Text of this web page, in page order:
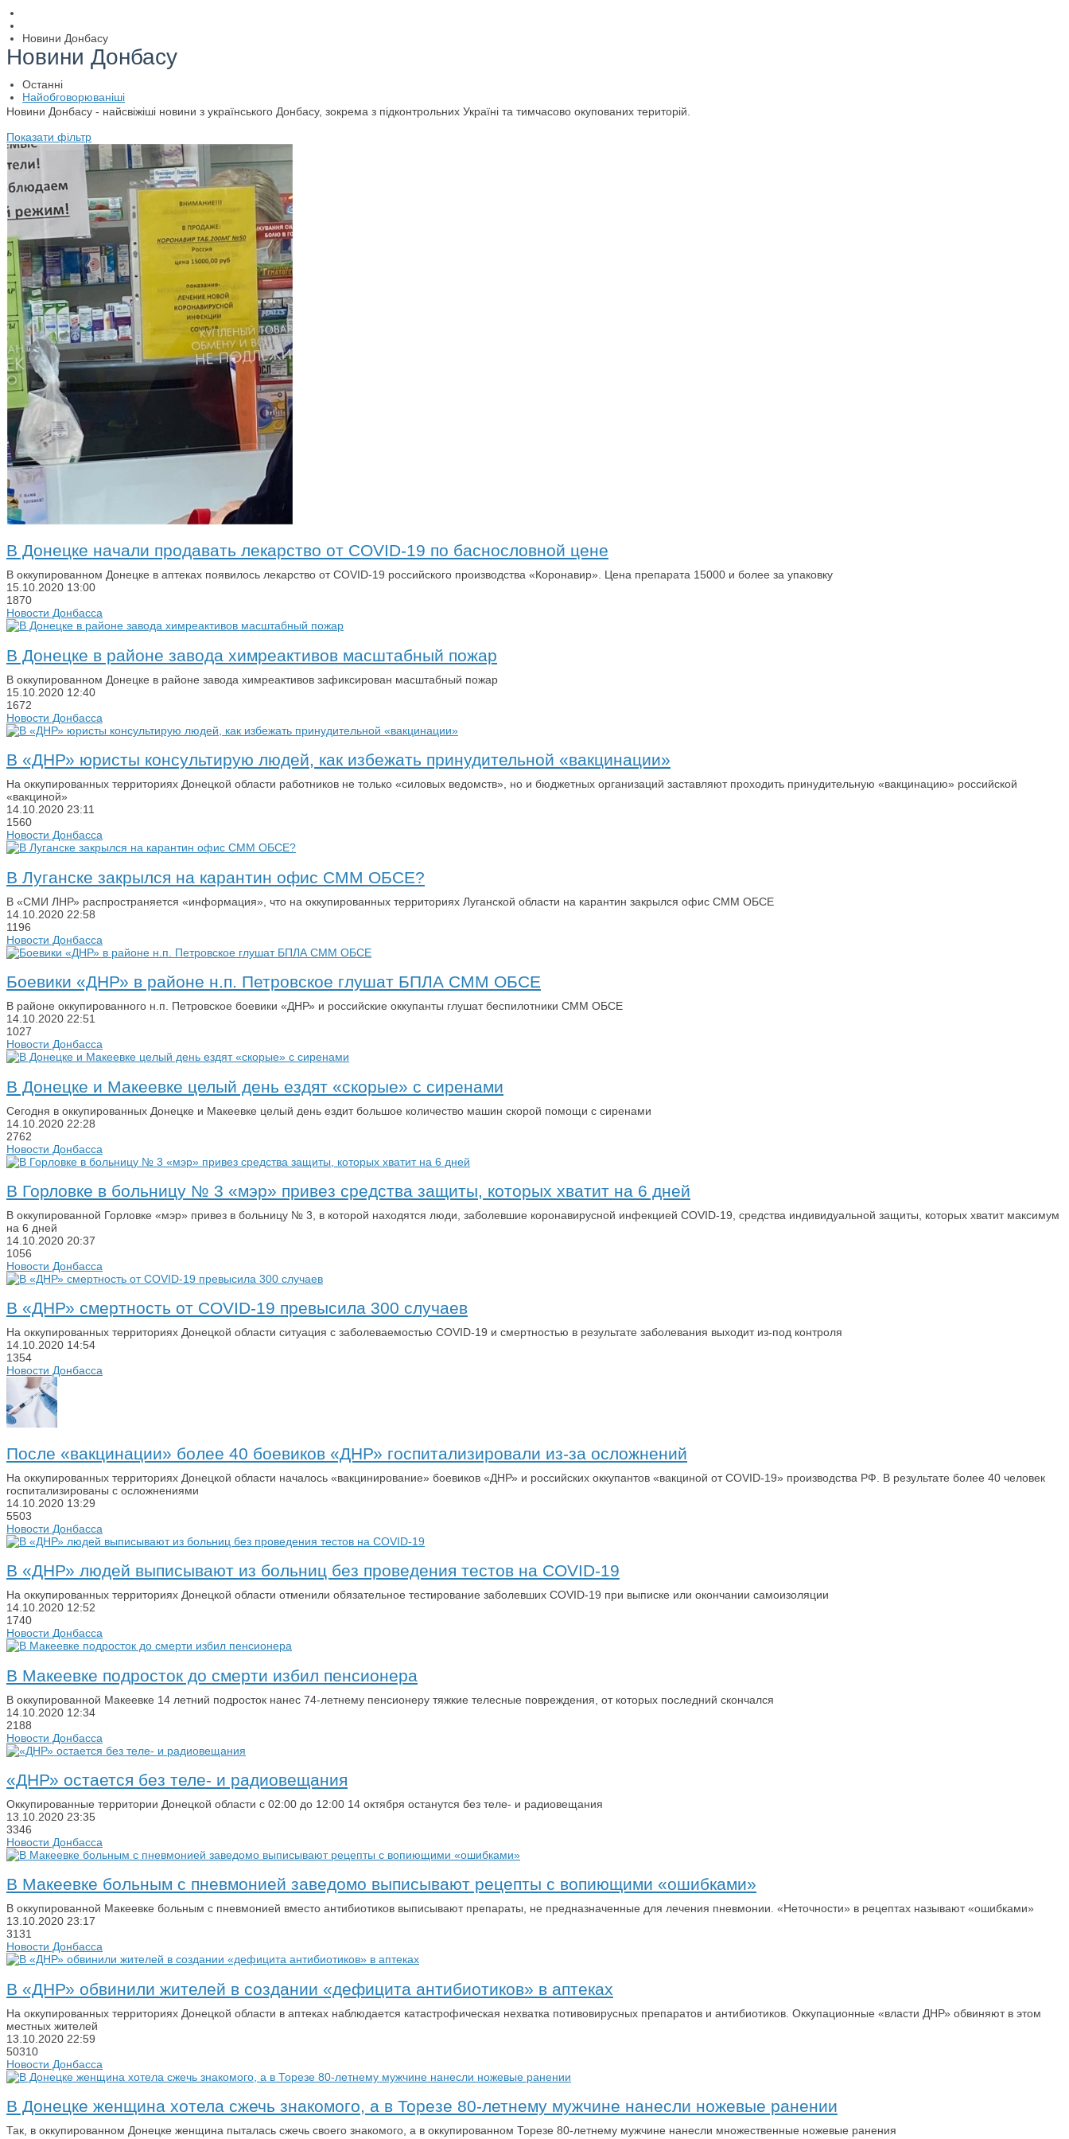
Новини Донбасу
Новини Донбасу
Останні
Найобговорюваніші
Новини Донбасу - найсвіжіші новини з українського Донбасу, зокрема з підконтрольних Україні та тимчасово окупованих територій.
Показати фільтр
В Донецке начали продавать лекарство от COVID-19 по баснословной цене
В оккупированном Донецке в аптеках появилось лекарство от COVID-19 российского производства «Коронавир». Цена препарата 15000 и более за упаковку
15.10.2020 13:00
1870
Новости Донбасса
В Донецке в районе завода химреактивов масштабный пожар
В оккупированном Донецке в районе завода химреактивов зафиксирован масштабный пожар
15.10.2020 12:40
1672
Новости Донбасса
В «ДНР» юристы консультирую людей, как избежать принудительной «вакцинации»
На оккупированных территориях Донецкой области работников не только «силовых ведомств», но и бюджетных организаций заставляют проходить принудительную «вакцинацию» российской
«вакциной»
14.10.2020 23:11
1560
Новости Донбасса
В Луганске закрылся на карантин офис СММ ОБСЕ?
В «СМИ ЛНР» распространяется «информация», что на оккупированных территориях Луганской области на карантин закрылся офис СММ ОБСЕ
14.10.2020 22:58
1196
Новости Донбасса
Боевики «ДНР» в районе н.п. Петровское глушат БПЛА СММ ОБСЕ
В районе оккупированного н.п. Петровское боевики «ДНР» и российские оккупанты глушат беспилотники СММ ОБСЕ
14.10.2020 22:51
1027
Новости Донбасса
В Донецке и Макеевке целый день ездят «скорые» с сиренами
Сегодня в оккупированных Донецке и Макеевке целый день ездит большое количество машин скорой помощи с сиренами
14.10.2020 22:28
2762
Новости Донбасса
В Горловке в больницу № 3 «мэр» привез средства защиты, которых хватит на 6 дней
В оккупированной Горловке «мэр» привез в больницу № 3, в которой находятся люди, заболевшие коронавирусной инфекцией COVID-19, средства индивидуальной защиты, которых хватит максимум
на 6 дней
14.10.2020 20:37
1056
Новости Донбасса
В «ДНР» смертность от COVID-19 превысила 300 случаев
На оккупированных территориях Донецкой области ситуация с заболеваемостью COVID-19 и смертностью в результате заболевания выходит из-под контроля
14.10.2020 14:54
1354
Новости Донбасса
После «вакцинации» более 40 боевиков «ДНР» госпитализировали из-за осложнений
На оккупированных территориях Донецкой области началось «вакцинирование» боевиков «ДНР» и российских оккупантов «вакциной от COVID-19» производства РФ. В результате более 40 человек
госпитализированы с осложнениями
14.10.2020 13:29
5503
Новости Донбасса
В «ДНР» людей выписывают из больниц без проведения тестов на COVID-19
На оккупированных территориях Донецкой области отменили обязательное тестирование заболевших COVID-19 при выписке или окончании самоизоляции
14.10.2020 12:52
1740
Новости Донбасса
В Макеевке подросток до смерти избил пенсионера
В оккупированной Макеевке 14 летний подросток нанес 74-летнему пенсионеру тяжкие телесные повреждения, от которых последний скончался
14.10.2020 12:34
2188
Новости Донбасса
«ДНР» остается без теле- и радиовещания
Оккупированные территории Донецкой области с 02:00 до 12:00 14 октября останутся без теле- и радиовещания
13.10.2020 23:35
3346
Новости Донбасса
В Макеевке больным с пневмонией заведомо выписывают рецепты с вопиющими «ошибками»
В оккупированной Макеевке больным с пневмонией вместо антибиотиков выписывают препараты, не предназначенные для лечения пневмонии. «Неточности» в рецептах называют «ошибками»
13.10.2020 23:17
3131
Новости Донбасса
В «ДНР» обвинили жителей в создании «дефицита антибиотиков» в аптеках
На оккупированных территориях Донецкой области в аптеках наблюдается катастрофическая нехватка потивовирусных препаратов и антибиотиков. Оккупационные «власти ДНР» обвиняют в этом
местных жителей
13.10.2020 22:59
50310
Новости Донбасса
В Донецке женщина хотела сжечь знакомого, а в Торезе 80-летнему мужчине нанесли ножевые ранении
Так, в оккупированном Донецке женщина пыталась сжечь своего знакомого, а в оккупированном Торезе 80-летнему мужчине нанесли множественные ножевые ранения